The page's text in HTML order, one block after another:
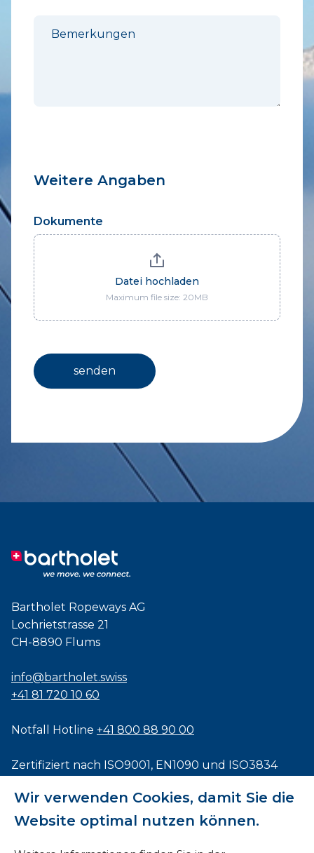
Wir verwenden Cookies, damit Sie die
Website optimal nutzen können.
Bemerkungen
Weitere Angaben
Dokumente
Datei hochladen
Maximum file size: 20MB
senden
Bartholet Ropeways AG
Lochrietstrasse 21
CH-8890 Flums
info@bartholet.swiss
+41 81 720 10 60
Notfall Hotline +41 800 88 90 00
Zertifiziert nach ISO9001, EN1090 und ISO3834